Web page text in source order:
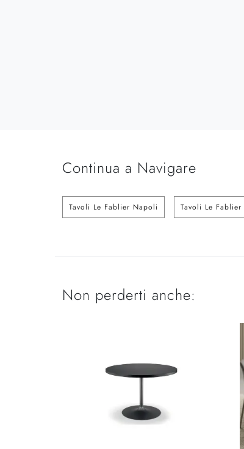
Continua a Navigare
Tavoli Le Fablier Napoli Tavoli Le
Non perderti anche: